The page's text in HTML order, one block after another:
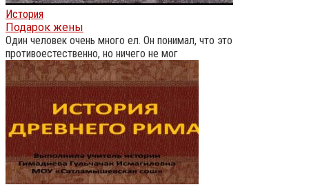
История
Подарок жены
Один человек очень много ел. Он понимал, что это
противоестественно, но ничего не мог